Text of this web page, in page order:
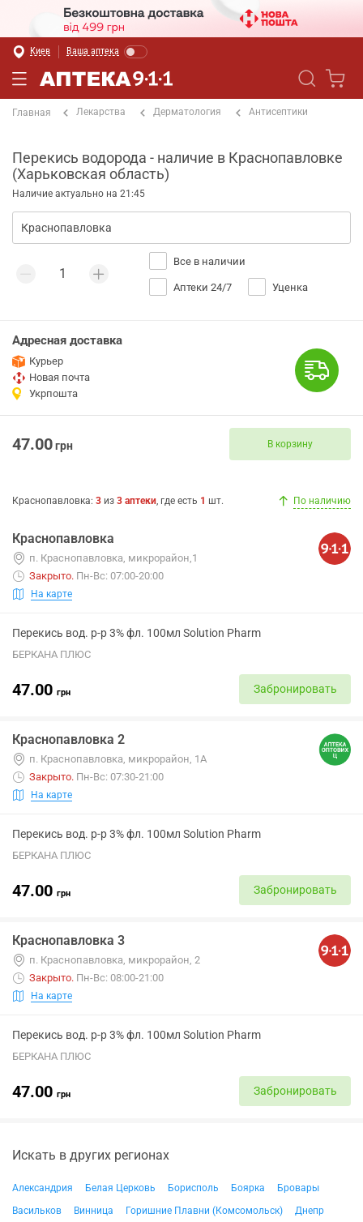
Киев Ваша аптека
Главная Лекарства Дерматология Антисептики
Перекись водорода - наличие в Краснопавловке
(Харьковская область)
Наличие актуально на 21:45
Все в наличии
Аптеки 24/7 Уценка
Адресная доставка
Курьер
Новая почта
Укрпошта
47.00грн В корзину
Краснопавловка: 3 из 3 аптеки, где есть 1 шт. По наличию
Краснопавловка
п. Краснопавловка, микрорайон,1
Закрыто. Пн-Вс: 07:00-20:00
На карте
Перекись вод. р-р 3% фл. 100мл Solution Pharm
БЕРКАНА ПЛЮС
47.00 грн Забронировать
Краснопавловка 2
п. Краснопавловка, микрорайон, 1А
Закрыто. Пн-Вс: 07:30-21:00
На карте
Перекись вод. р-р 3% фл. 100мл Solution Pharm
БЕРКАНА ПЛЮС
47.00 грн Забронировать
Краснопавловка 3
п. Краснопавловка, микрорайон, 2
Закрыто. Пн-Вс: 08:00-21:00
На карте
Перекись вод. р-р 3% фл. 100мл Solution Pharm
БЕРКАНА ПЛЮС
47.00 грн Забронировать
Искать в других регионах
Александрия Белая Церковь Борисполь Боярка
Бровары
Васильков
Винница Горишние Плавни (Комсомольск)
Днепр